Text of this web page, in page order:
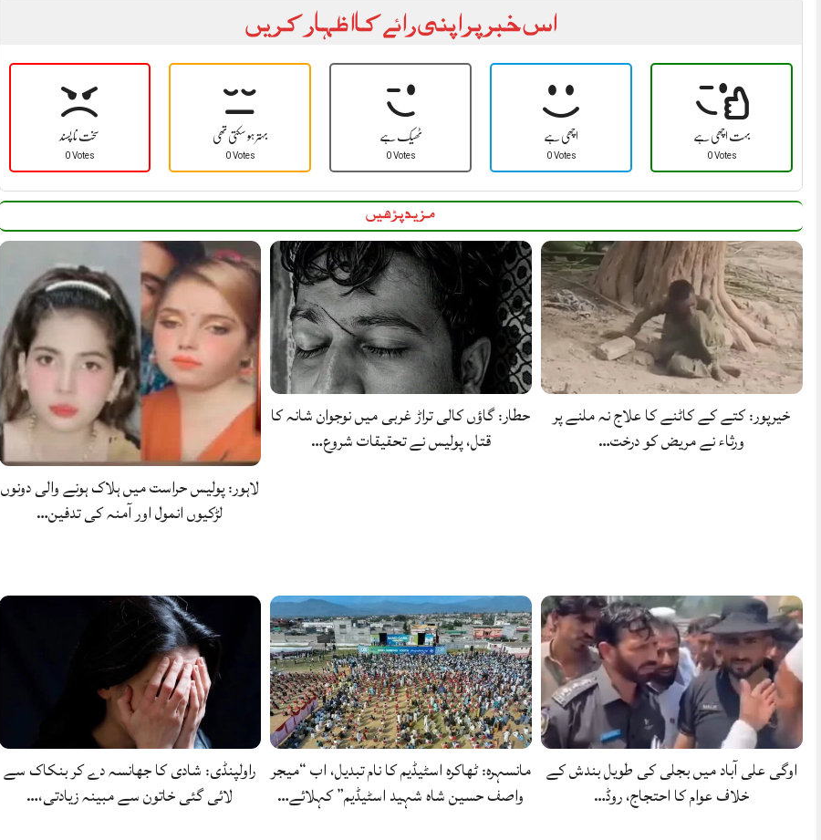
اس خبر پر اپنی رائے کا اظہار کریں
سخت نا پسند
0 Votes
بہتر ہو سکتی تھی
0 Votes
ٹھیک ہے
0 Votes
اچھی ہے
0 Votes
بہت اچھی ہے
0 Votes
مزید پڑھیں
خیرپور: کتے کے کاٹنے کا علاج نہ ملنے پر
ورثاء نے مریض کو درخت…
حطار: گاؤں کالی تراڑ غربی میں نوجوان شانہ کا
قتل، پولیس نے تحقیقات شروع…
لاہور: پولیس حراست میں ہلاک ہونے والی دونوں
لڑکیوں انمول اور آمنہ کی تدفین…
اوگی علی آباد میں بجلی کی طویل بندش کے
خلاف عوام کا احتجاج، روڈ…
مانسہرہ: ٹھاکرہ اسٹیڈیم کا نام تبدیل، اب “میجر
واصف حسین شاہ شہید اسٹیڈیم” کہلائے…
راولپنڈی: شادی کا جھانسہ دے کر بنکاک سے
لائی گئی خاتون سے مبینہ زیادتی،…